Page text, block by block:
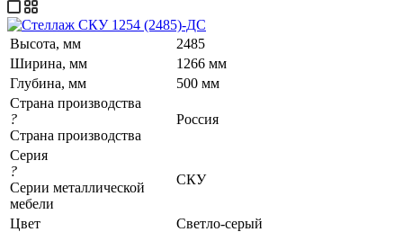
Высота, мм
2485
Ширина, мм
1266 мм
Глубина, мм
500 мм
Страна производства
?
Страна производства
Россия
Серия
?
Серии металлической
мебели
СКУ
Цвет
Светло-серый